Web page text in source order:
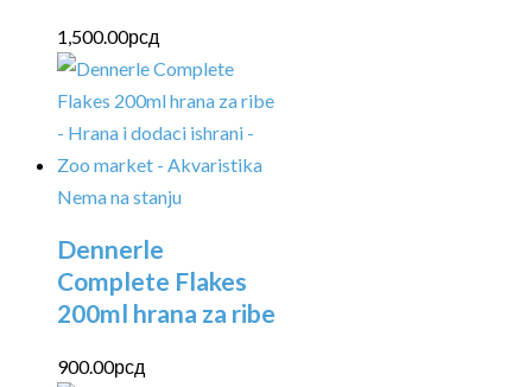
1,500.00рсд
Nema na stanju
Dennerle
Complete Flakes
200ml hrana za ribe
900.00рсд